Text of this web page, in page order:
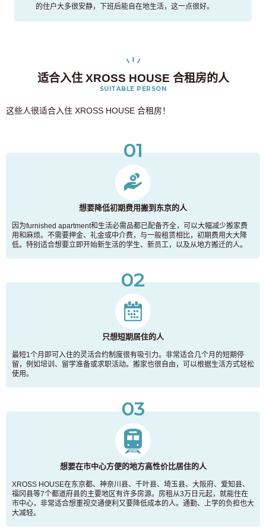
的住户大多很安静，下班后能自在地生活，这一点很好。
适合入住 XROSS HOUSE 合租房的人
SUITABLE PERSON
这些人很适合入住 XROSS HOUSE 合租房！
01
想要降低初期费用搬到东京的人
因为furnished apartment和生活必需品都已配备齐全，可以大幅减少搬家费
用和麻烦。不需要押金、礼金或中介费，与一般租赁相比，初期费用大大降
低。特别适合想要立即开始新生活的学生、新员工，以及从地方搬迁的人。
02
只想短期居住的人
最短1个月即可入住的灵活合约制度很有吸引力。非常适合几个月的短期停
留，例如培训、留学准备或求职活动。搬家也很自由，可以根据生活方式轻松
使用。
03
想要在市中心方便的地方高性价比居住的人
XROSS HOUSE在东京都、神奈川县、千叶县、埼玉县、大阪府、爱知县、
福冈县等7个都道府县的主要地区有许多房源。房租从3万日元起，就能住在
市中心，非常适合想重视交通便利又要降低成本的人。通勤、上学的负担也大
大减轻。